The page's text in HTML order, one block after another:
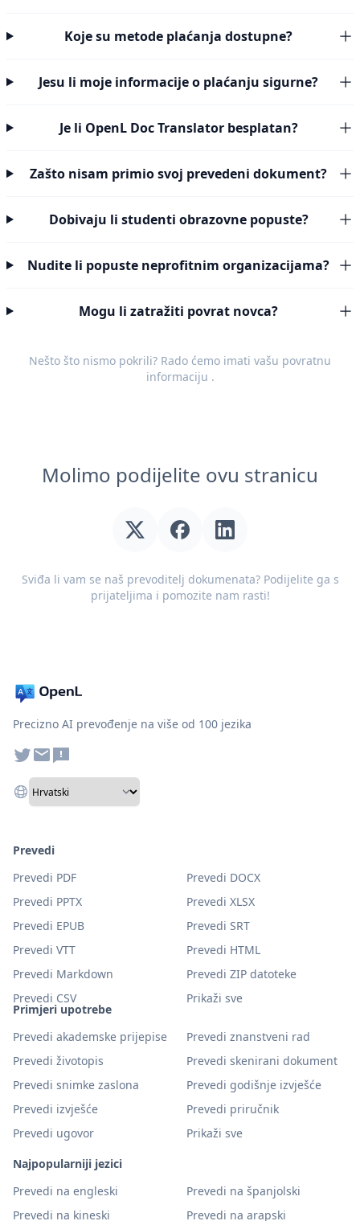
Koje su metode plaćanja dostupne?
Jesu li moje informacije o plaćanju sigurne?
Je li OpenL Doc Translator besplatan?
Zašto nisam primio svoj prevedeni dokument?
Dobivaju li studenti obrazovne popuste?
Nudite li popuste neprofitnim organizacijama?
Mogu li zatražiti povrat novca?
Nešto što nismo pokrili? Rado ćemo imati vašu povratnu
informaciju .
Molimo podijelite ovu stranicu
Sviđa li vam se naš prevoditelj dokumenata? Podijelite ga s
prijateljima i pomozite nam rasti!
Precizno AI prevođenje na više od 100 jezika
Primjeri upotrebe
Prevedi akademske prijepise
Prevedi znanstveni rad
Prevedi životopis
Prevedi skenirani dokument
Prevedi snimke zaslona
Prevedi godišnje izvješće
Prevedi izvješće
Prevedi priručnik
Prevedi ugovor
Prikaži sve
Najpopularniji jezici
Prevedi na engleski
Prevedi na španjolski
Prevedi na kineski
Prevedi na arapski
Prevedi
Prevedi PDF
Prevedi DOCX
Prevedi PPTX
Prevedi XLSX
Prevedi EPUB
Prevedi SRT
Prevedi VTT
Prevedi HTML
Prevedi Markdown
Prevedi ZIP datoteke
Prevedi CSV
Prikaži sve